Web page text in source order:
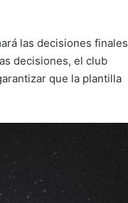
las decisiones finales
decisiones, el club
que la plantilla